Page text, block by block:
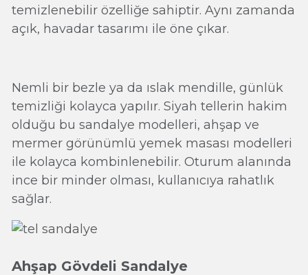
temizlenebilir özelliğe sahiptir. Aynı zamanda
açık, havadar tasarımı ile öne çıkar.
Nemli bir bezle ya da ıslak mendille, günlük
temizliği kolayca yapılır. Siyah tellerin hakim
olduğu bu sandalye modelleri, ahşap ve
mermer görünümlü yemek masası modelleri
ile kolayca kombinlenebilir. Oturum alanında
ince bir minder olması, kullanıcıya rahatlık
sağlar.
Ahşap Gövdeli Sandalye